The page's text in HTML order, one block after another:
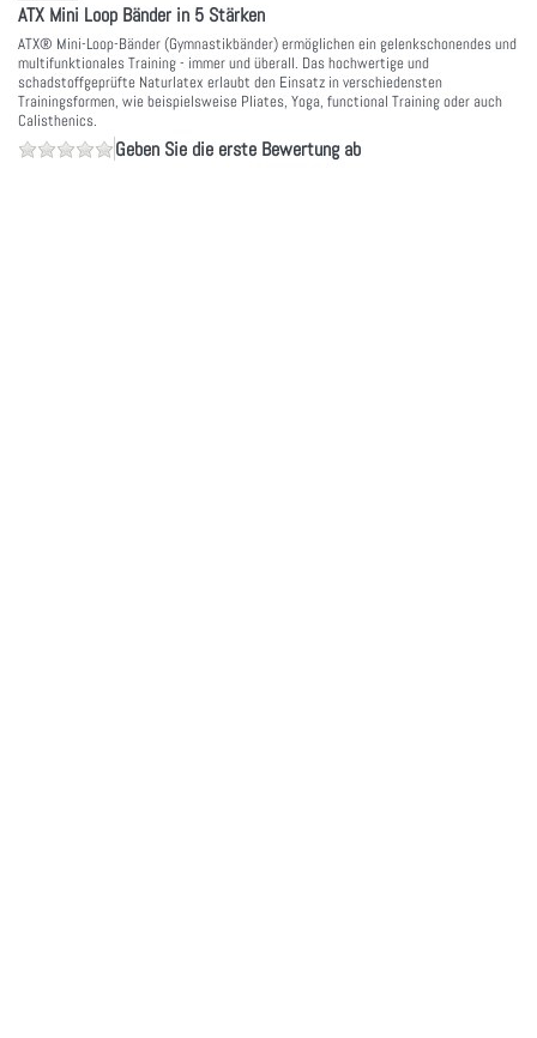
ATX Mini Loop Bänder in 5 Stärken
ATX® Mini-Loop-Bänder (Gymnastikbänder) ermöglichen ein gelenkschonendes und
multifunktionales Training - immer und überall. Das hochwertige und
schadstoffgeprüfte Naturlatex erlaubt den Einsatz in verschiedensten
Trainingsformen, wie beispielsweise Pliates, Yoga, functional Training oder auch
Calisthenics.
Geben Sie die erste Bewertung ab